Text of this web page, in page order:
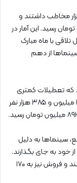
در فروردین امسال، ۲ میلیون و ۳۳۲ هزار مخاطب داشتند و
به ۱۴۵ میلیارد و ۸۱۲ میلیون تومان رسید. این آمار در
با ماه مبارک
از دهم
که تعطیلات کمتری
به‌نسبت دو ماه دیگر داشت. در اردیبهشت‌ماه، ۳ میلیون و ۳۸۵ هزار نفر
سینماها به دلیل
از خود به جای بگذارند.
در این ماه، ۲ میلیون و ۹۵۷ هزار نفر به سینما رفتند و فروش نیز به ۱۷۰